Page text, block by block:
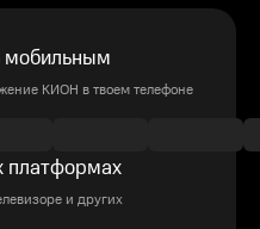
мобильным
КИОН в твоем телефоне
платформах
и других